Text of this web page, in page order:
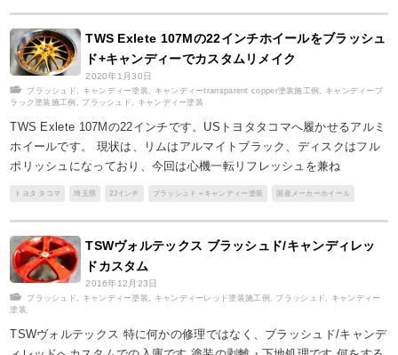
TWS Exlete 107Mの22インチホイールをブラッシュ
ド+キャンディーでカスタムリメイク
2020年1月30日
ブラッシュド , キャンディー塗装 , キャンディーtransparent copper塗装施工例 , キャンディーブ
ラック塗装施工例 , ブラッシュド , キャンディー塗装
TWS Exlete 107Mの22インチです。USトヨタタコマへ履かせるアルミ
ホイールです。 現状は、リムはアルマイトブラック、ディスクはフル
ポリッシュになっており、今回は心機一転リフレッシュを兼ね
トヨタ タコマ 埼玉県 22インチ ブラッシュド＋キャンディー塗装 国産メーカーホイール
TSWヴォルテックス ブラッシュド/キャンディレッ
ドカスタム
2016年12月23日
ブラッシュド , キャンディー塗装 , キャンディーレッド塗装施工例 , ブラッシュド , キャンディー
塗装
TSWヴォルテックス 特に何かの修理ではなく、ブラッシュド/キャンデ